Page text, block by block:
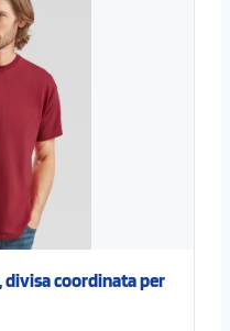
coordinata per